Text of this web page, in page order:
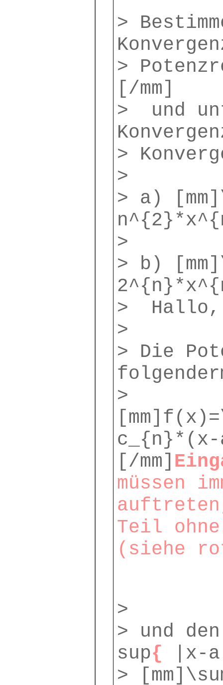
>
>
[/mm]
> und
>
>
> a)
>
> b)
> Hallo,
>
> Die
>
[/mm]
müssen
Teil ohne
(siehe
>
> und
sup{ |x-
>